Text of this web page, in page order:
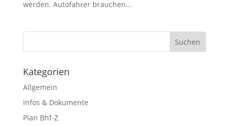
werden. Autofahrer brauchen...
Kategorien
Allgemein
Infos & Dokumente
Plan Bhf-Z